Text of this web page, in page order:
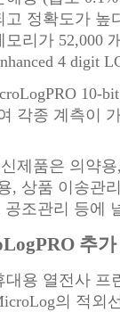
고 정확도가 높
모리가 52,000
4 digit
10-
각종 계측이
제품은 의약
, 상품 이송관
공조관리 등에
추
대용 열전사 프
의 적외